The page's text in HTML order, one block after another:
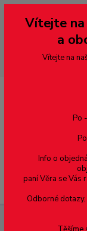
--- pro zákazníky ze
přepněte si e-shop
dobírky – pokud si
domluvě zaslána
případě bude
Vítejte na
a
Vítejte na
Po
Info o
paní Věra se Vás
Odborné